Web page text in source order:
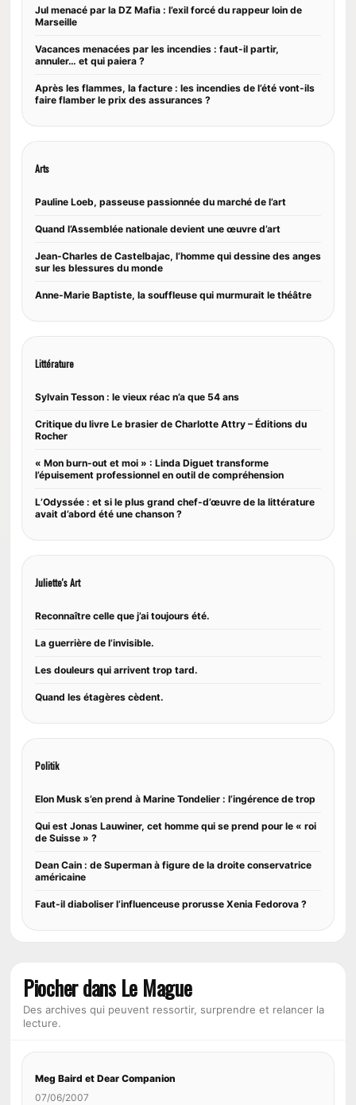
Jul menacé par la DZ Mafia : l’exil forcé du rappeur loin de
Marseille
Vacances menacées par les incendies : faut-il partir,
annuler… et qui paiera ?
Après les flammes, la facture : les incendies de l’été vont-ils
faire flamber le prix des assurances ?
Arts
Pauline Loeb, passeuse passionnée du marché de l’art
Quand l’Assemblée nationale devient une œuvre d’art
Jean-Charles de Castelbajac, l’homme qui dessine des anges
sur les blessures du monde
Anne-Marie Baptiste, la souffleuse qui murmurait le théâtre
Littérature
Sylvain Tesson : le vieux réac n’a que 54 ans
Critique du livre Le brasier de Charlotte Attry – Éditions du
Rocher
« Mon burn-out et moi » : Linda Diguet transforme
l’épuisement professionnel en outil de compréhension
L’Odyssée : et si le plus grand chef-d’œuvre de la littérature
avait d’abord été une chanson ?
Juliette's Art
Reconnaître celle que j’ai toujours été.
La guerrière de l’invisible.
Les douleurs qui arrivent trop tard.
Quand les étagères cèdent.
Politik
Elon Musk s’en prend à Marine Tondelier : l’ingérence de trop
Qui est Jonas Lauwiner, cet homme qui se prend pour le « roi
de Suisse » ?
Dean Cain : de Superman à figure de la droite conservatrice
américaine
Faut-il diaboliser l’influenceuse prorusse Xenia Fedorova ?
Piocher dans Le Mague
Des archives qui peuvent ressortir, surprendre et relancer la
lecture.
Meg Baird et Dear Companion
07/06/2007